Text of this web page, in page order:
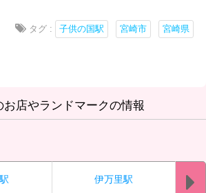
タグ : 子供の国駅 宮崎市 宮崎県
店やランドマークの情報
伊万里駅